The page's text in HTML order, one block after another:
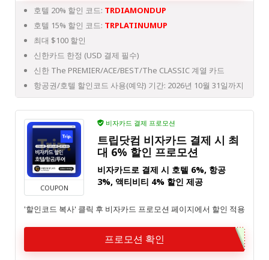
호텔 20% 할인 코드: TRDIAMONDUP
호텔 15% 할인 코드: TRPLATINUMUP
최대 $100 할인
신한카드 한정 (USD 결제 필수)
신한 The PREMIER/ACE/BEST/The CLASSIC 계열 카드
항공권/호텔 할인코드 사용(예약) 기간: 2026년 10월 31일까지
COUPON
비자카드 결제 프로모션
트립닷컴 비자카드 결제 시 최
대 6% 할인 프로모션
비자카드로 결제 시 호텔 6%, 항공
3%, 액티비티 4% 할인 제공
'할인코드 복사' 클릭 후 비자카드 프로모션 페이지에서 할인 적용
프로모션 확인